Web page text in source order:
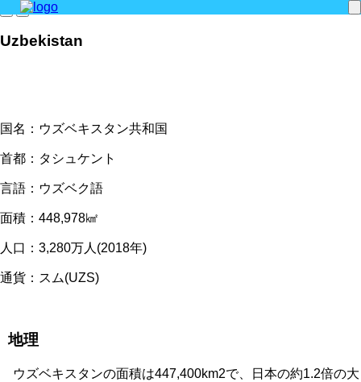
Uzbekistan
国名： ウズベキスタン共和国
首都： タシュケント
言語： ウズベク語
面積： 448,978㎢
人口： 3,280万人(2018年)
通貨： スム(UZS)
地理
ウズベキスタンの面積は447,400km2で、日本の約1.2倍の大